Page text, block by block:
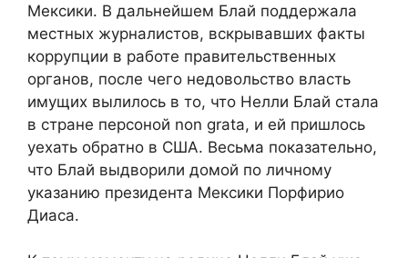
Мексики. В дальнейшем Блай поддержала
местных журналистов, вскрывавших факты
коррупции в работе правительственных
органов, после чего недовольство власть
имущих вылилось в то, что Нелли Блай стала
в стране персоной non grata, и ей пришлось
уехать обратно в США. Весьма показательно,
что Блай выдворили домой по личному
указанию президента Мексики Порфирио
Диаса.